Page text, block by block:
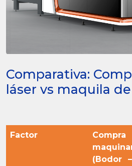
Comparativa:
láser vs maquila
Factor
(Bodor